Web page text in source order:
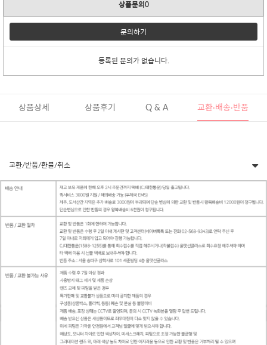
상품문의0
문의하기
등록된 문의가 없습니다.
상품상세 상품후기 Q & A 교환·배송·반품
교환/반품/환불/취소